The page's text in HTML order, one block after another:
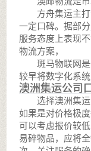
方舟集运主
一定口碑。据部
服务态度上表现
物流方案，
斑马物联网
较早将数字化系
澳洲集运公司
选择澳洲集
如果是对价格极
可以考虑报价较
易碎物品，应将